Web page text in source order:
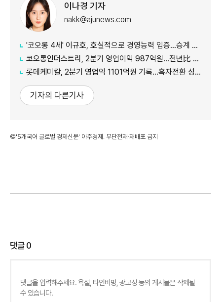
이나경 기자
nakk@ajunews.com
'코오롱 4세' 이규호, 호실적으로 경영능력 입증…승계 기반 강화
코오롱인더스트리, 2분기 영업이익 987억원...전년比 118% 증가
롯데케미칼, 2분기 영업익 1101억원 기록...흑자전환 성공
기자의 다른기사
©'5개국어 글로벌 경제신문' 아주경제. 무단전재·재배포 금지
댓글0